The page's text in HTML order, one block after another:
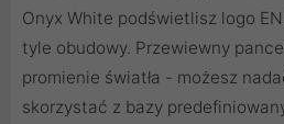
Onyx White podświetlisz logo
tyle obudowy. Przewiewny
promienie światła - możesz
skorzystać z bazy